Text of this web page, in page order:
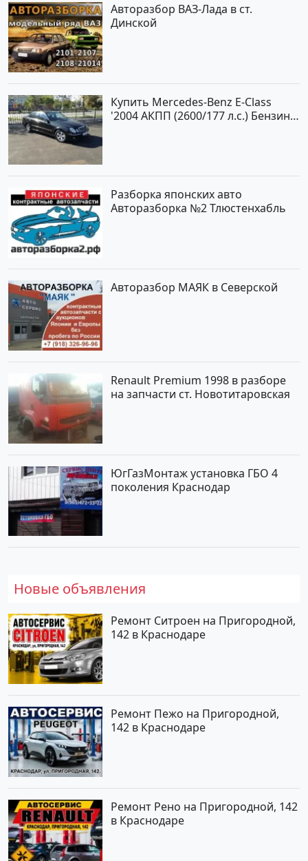
Авторазбор ВАЗ-Лада в ст.
Динской
Купить Mercedes-Benz E-Class
'2004 АКПП (2600/177 л.с.) Бензин
Разборка японских авто
Авторазборка №2 Тлюстенхабль
Авторазбор МАЯК в Северской
Renault Premium 1998 в разборе
на запчасти ст. Новотитаровская
ЮгГазМонтаж установка ГБО 4
поколения Краснодар
Новые объявления
Ремонт Ситроен на Пригородной,
142 в Краснодаре
Ремонт Пежо на Пригородной,
142 в Краснодаре
Ремонт Рено на Пригородной, 142
в Краснодаре